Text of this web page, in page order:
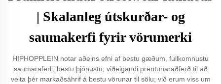
| Skalanleg útskurðar- og
saumakerfi fyrir vörumerki
HIPHOPPLEIN notar aðeins efni af bestu gæðum, fullkomnustu
saumaraferli, bestu þjónustu; viðeigandi prentunaraðferð til að
veita þér markaðsáhrif á bestu vörunar til sölu; við erum viss um